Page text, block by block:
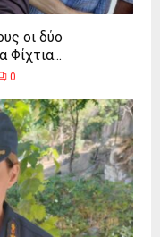
οι δύο
Φίχτια...
0